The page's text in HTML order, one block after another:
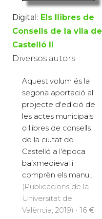
Digital: Els llibres de
Consells de la vila de
Castelló II
Diversos autors
Aquest volum és la
segona aportació al
projecte d'edició de
les actes municipals
o llibres de consells
de la ciutat de
Castelló a l'època
baixmedieval i
comprèn els manu...
(Publicacions de la
Universitat de
València, 2019) · 16 €